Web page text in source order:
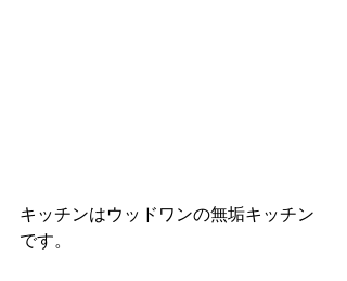
キッチンはウッドワンの無垢キッチン
です。